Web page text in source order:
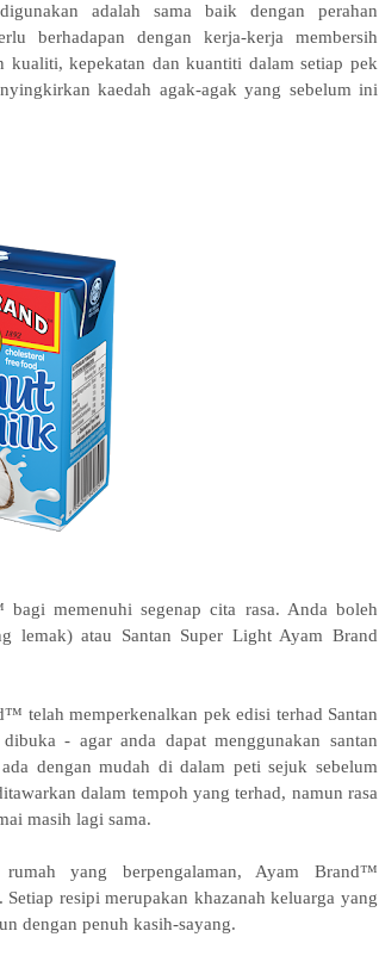
adalah sama baik dengan perahan
berhadapan dengan kerja-kerja membersih
kualiti, kepekatan dan kuantiti dalam setiap pek
kaedah agak-agak yang sebelum ini
memenuhi segenap cita rasa. Anda boleh
lemak) atau Santan Super Light Ayam Brand
telah memperkenalkan pek edisi terhad Santan
- agar anda dapat menggunakan santan
dengan mudah di dalam peti sejuk sebelum
dalam tempoh yang terhad, namun rasa
masih lagi sama.
yang berpengalaman, Ayam Brand™
resipi merupakan khazanah keluarga yang
dengan penuh kasih-sayang.